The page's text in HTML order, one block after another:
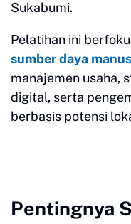
Sukabumi.
Pelatihan ini
sumber daya
manajemen usaha,
digital, serta
berbasis potensi
Pentingnya